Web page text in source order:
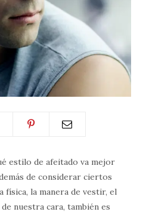
estilo de afeitado va mejor
de considerar ciertos
física, la manera de vestir, el
nuestra cara, también es